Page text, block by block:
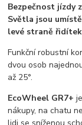
Bezpečnost jízdy
Světla jsou
levé straně
Funkční robustní
dvou osob
až 25°.
EcoWheel GR7+
nákupy, na chatu
lidi se sníženou